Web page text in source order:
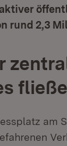
rund 2,3
am